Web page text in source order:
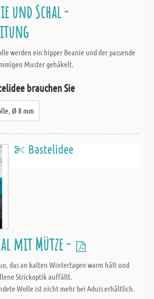
und Schal -
werden ein hipper Beanie und der passende
Muster gehäkelt.
brauchen Sie
Ø 8 mm
Bastelidee
mit Mütze -
das an kalten Wintertagen warm hält und
Strickoptik auffällt.
Wolle ist nicht mehr bei Aduis erhältlich.